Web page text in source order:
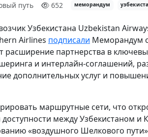
путь 652 меморандум
Узбекистана Uzbekistan
Airlines подписали Меморандум
расширение партнерства в
и интерлайн-соглашений,
дополнительных услуг и
маршрутные сети, что
между Узбекистаном и
«воздушного Шелкового